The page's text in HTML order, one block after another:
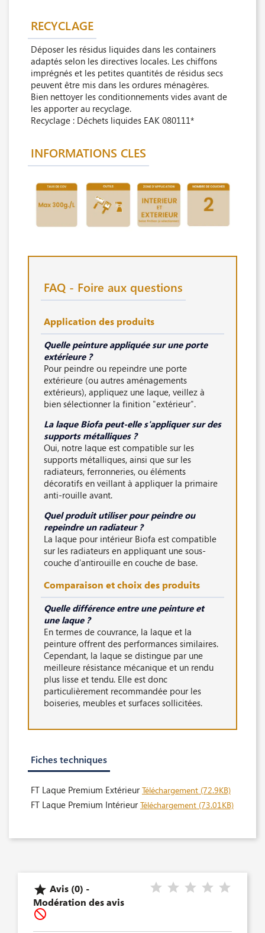
RECYCLAGE
Déposer les résidus liquides dans les containers
adaptés selon les directives locales. Les chiffons
imprégnés et les petites quantités de résidus secs
peuvent être mis dans les ordures ménagères.
Bien nettoyer les conditionnements vides avant de
les apporter au recyclage.
Recyclage : Déchets liquides EAK 080111*
INFORMATIONS CLES
FAQ - Foire aux questions
Application des produits
Quelle peinture appliquée sur une porte
extérieure ?
Pour peindre ou repeindre une porte
extérieure (ou autres aménagements
extérieurs), appliquez une laque, veillez à
bien sélectionner la finition "extérieur".
La laque Biofa peut-elle s'appliquer sur des
supports métalliques ?
Oui, notre laque est compatible sur les
supports métalliques, ainsi que sur les
radiateurs, ferronneries, ou éléments
décoratifs en veillant à appliquer la primaire
anti-rouille avant.
Quel produit utiliser pour peindre ou
repeindre un radiateur ?
La laque pour intérieur Biofa est compatible
sur les radiateurs en appliquant une sous-
couche d'antirouille en couche de base.
Comparaison et choix des produits
Quelle différence entre une peinture et
une laque ?
En termes de couvrance, la laque et la
peinture offrent des performances similaires.
Cependant, la laque se distingue par une
meilleure résistance mécanique et un rendu
plus lisse et tendu. Elle est donc
particulièrement recommandée pour les
boiseries, meubles et surfaces sollicitées.
Fiches techniques
FT Laque Premium ExtérieurTéléchargement (72.9KB)
FT Laque Premium IntérieurTéléchargement (73.01KB)
 Avis (0) -
Modération des avis
